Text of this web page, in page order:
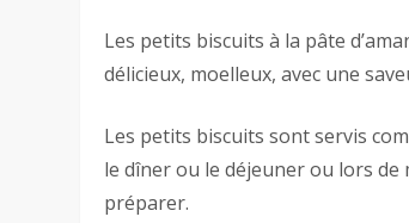
Les petits biscuits à la pâte
délicieux, moelleux, avec une
Les petits biscuits sont servis
le dîner ou le déjeuner ou lors de
préparer.